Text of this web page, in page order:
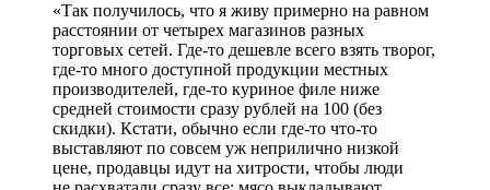
«Так получилось, что я живу примерно на равном
расстоянии от четырех магазинов разных
торговых сетей. Где-то дешевле всего взять творог,
где-то много доступной продукции местных
производителей, где-то куриное филе ниже
средней стоимости сразу рублей на 100 (без
скидки). Кстати, обычно если где-то что-то
выставляют по совсем уж неприлично низкой
цене, продавцы идут на хитрости, чтобы люди